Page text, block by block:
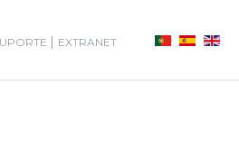
| EXTRANET